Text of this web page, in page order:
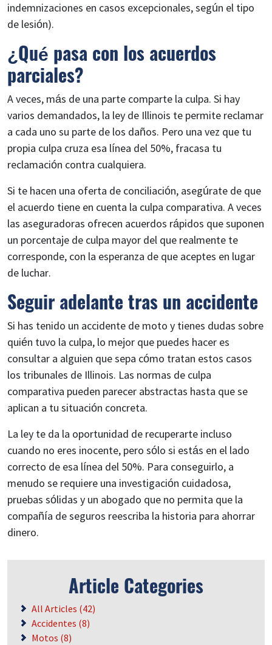
indemnizaciones en casos excepcionales, según el tipo
de lesión).
¿Qué pasa con los acuerdos
parciales?
A veces, más de una parte comparte la culpa. Si hay
varios demandados, la ley de Illinois te permite reclamar
a cada uno su parte de los daños. Pero una vez que tu
propia culpa cruza esa línea del 50%, fracasa tu
reclamación contra cualquiera.
Si te hacen una oferta de conciliación, asegúrate de que
el acuerdo tiene en cuenta la culpa comparativa. A veces
las aseguradoras ofrecen acuerdos rápidos que suponen
un porcentaje de culpa mayor del que realmente te
corresponde, con la esperanza de que aceptes en lugar
de luchar.
Seguir adelante tras un accidente
Si has tenido un accidente de moto y tienes dudas sobre
quién tuvo la culpa, lo mejor que puedes hacer es
consultar a alguien que sepa cómo tratan estos casos
los tribunales de Illinois. Las normas de culpa
comparativa pueden parecer abstractas hasta que se
aplican a tu situación concreta.
La ley te da la oportunidad de recuperarte incluso
cuando no eres inocente, pero sólo si estás en el lado
correcto de esa línea del 50%. Para conseguirlo, a
menudo se requiere una investigación cuidadosa,
pruebas sólidas y un abogado que no permita que la
compañía de seguros reescriba la historia para ahorrar
dinero.
Article Categories
All Articles (42)
Accidentes (8)
Motos (8)